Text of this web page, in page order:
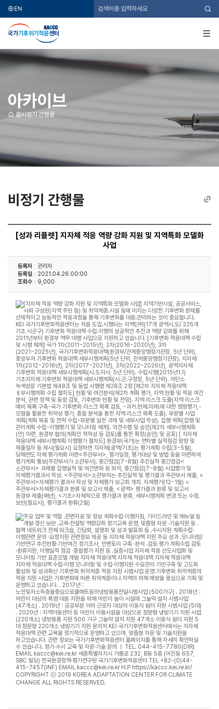
EN
국
가
위
기
적
체
아카이브
홈비정기 간행물
비정기 간행물
링
[성과 리플렛] 지자체 적응 역량 강화 지원 및 지역특화 모델화
사업
등록자
관리자
등록일
2021.04.26 00:00
조회수
9,000